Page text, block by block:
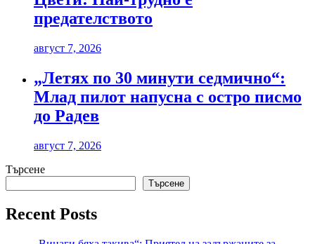
предателството
август 7, 2026
„Летях по 30 минути седмично“:
Млад пилот напусна с остро писмо
до Радев
август 7, 2026
Търсене
Търсене
Recent Posts